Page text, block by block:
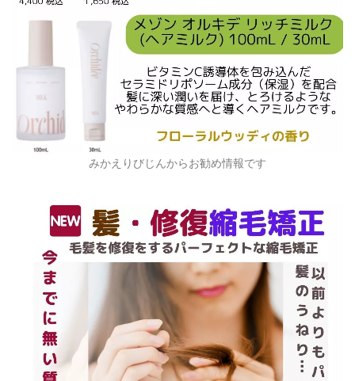
みかえりびじんからお勧め情報です